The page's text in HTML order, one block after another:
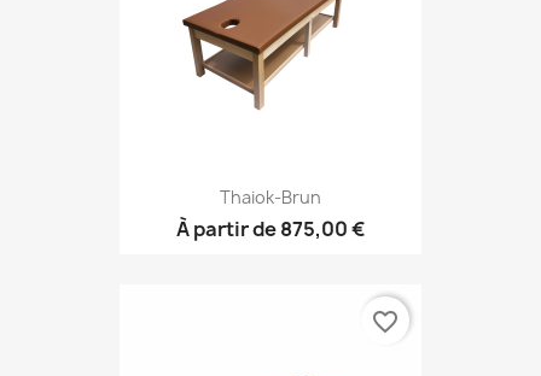
Thaiok-Brun
À partir de875,00 €
favorite_border